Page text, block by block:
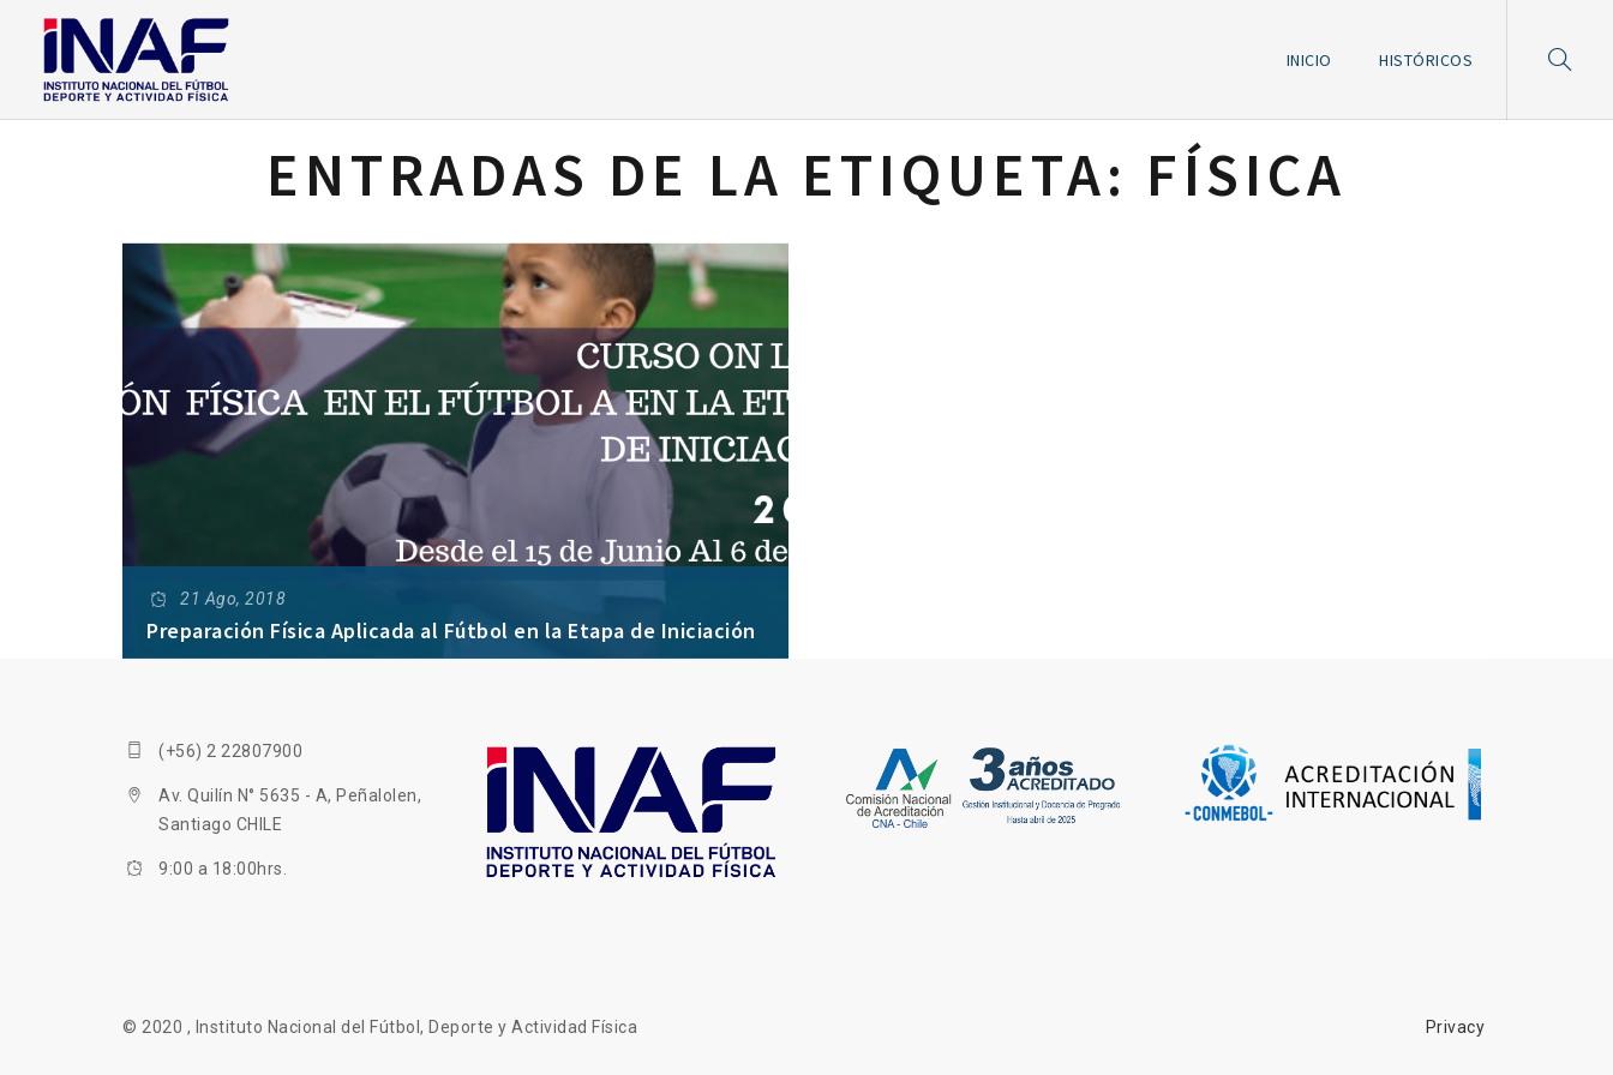
INICIO HISTÓRICOS
ENTRADAS DE LA ETIQUETA: FÍSICA
21 Ago, 2018
Preparación Física Aplicada al Fútbol en la Etapa de Iniciación
(+56) 2 22807900
Av. Quilín N° 5635 - A, Peñalolen,
Santiago CHILE
9:00 a 18:00hrs.
© 2020 , Instituto Nacional del Fútbol, Deporte y Actividad Física Privacy